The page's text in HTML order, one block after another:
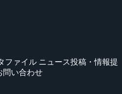
ファイル ニュース投稿・情報提
問い合わせ